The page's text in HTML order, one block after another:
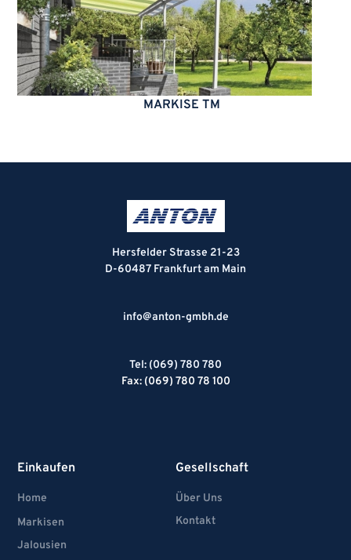
MARKISE TM
Hersfelder Strasse 21-23
D-60487 Frankfurt am Main
info@anton-gmbh.de
Tel: (069) 780 780
Fax: (069) 780 78 100
Einkaufen
Home
Markisen
Jalousien
Gesellschaft
Über Uns
Kontakt